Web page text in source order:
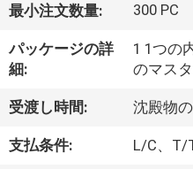
達
に
つ
最小注文数量: 300 PC
パッケージの詳
細:
1 1つの
のマス
受渡し時間: 沈殿物
支払条件: L/C、T/